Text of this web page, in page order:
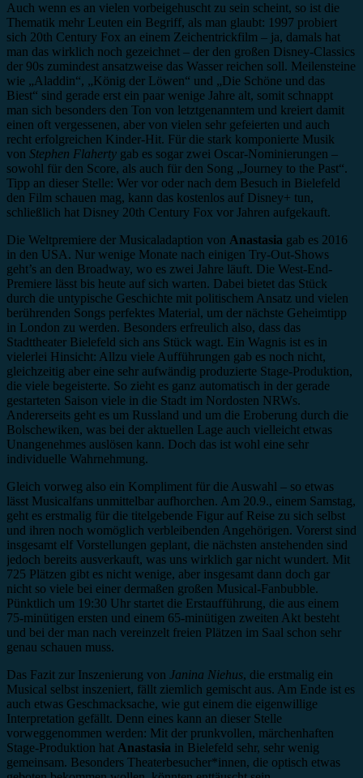
Auch wenn es an vielen vorbeigehuscht zu sein scheint, so ist die
Thematik mehr Leuten ein Begriff, als man glaubt: 1997 probiert
sich 20th Century Fox an einem Zeichentrickfilm – ja, damals hat
man das wirklich noch gezeichnet – der den großen Disney-Classics
der 90s zumindest ansatzweise das Wasser reichen soll. Meilensteine
wie „Aladdin“, „König der Löwen“ und „Die Schöne und das
Biest“ sind gerade erst ein paar wenige Jahre alt, somit schnappt
man sich besonders den Ton von letztgenanntem und kreiert damit
einen oft vergessenen, aber von vielen sehr gefeierten und auch
recht erfolgreichen Kinder-Hit. Für die stark komponierte Musik
von Stephen Flaherty gab es sogar zwei Oscar-Nominierungen –
sowohl für den Score, als auch für den Song „Journey to the Past“.
Tipp an dieser Stelle: Wer vor oder nach dem Besuch in Bielefeld
den Film schauen mag, kann das kostenlos auf Disney+ tun,
schließlich hat Disney 20th Century Fox vor Jahren aufgekauft.
Die Weltpremiere der Musicaladaption von Anastasia gab es 2016
in den USA. Nur wenige Monate nach einigen Try-Out-Shows
geht’s an den Broadway, wo es zwei Jahre läuft. Die West-End-
Premiere lässt bis heute auf sich warten. Dabei bietet das Stück
durch die untypische Geschichte mit politischem Ansatz und vielen
berührenden Songs perfektes Material, um der nächste Geheimtipp
in London zu werden. Besonders erfreulich also, dass das
Stadttheater Bielefeld sich ans Stück wagt. Ein Wagnis ist es in
vielerlei Hinsicht: Allzu viele Aufführungen gab es noch nicht,
gleichzeitig aber eine sehr aufwändig produzierte Stage-Produktion,
die viele begeisterte. So zieht es ganz automatisch in der gerade
gestarteten Saison viele in die Stadt im Nordosten NRWs.
Andererseits geht es um Russland und um die Eroberung durch die
Bolschewiken, was bei der aktuellen Lage auch vielleicht etwas
Unangenehmes auslösen kann. Doch das ist wohl eine sehr
individuelle Wahrnehmung.
Gleich vorweg also ein Kompliment für die Auswahl – so etwas
lässt Musicalfans unmittelbar aufhorchen. Am 20.9., einem Samstag,
geht es erstmalig für die titelgebende Figur auf Reise zu sich selbst
und ihren noch womöglich verbleibenden Angehörigen. Vorerst sind
insgesamt elf Vorstellungen geplant, die nächsten anstehenden sind
jedoch bereits ausverkauft, was uns wirklich gar nicht wundert. Mit
725 Plätzen gibt es nicht wenige, aber insgesamt dann doch gar
nicht so viele bei einer dermaßen großen Musical-Fanbubble.
Pünktlich um 19:30 Uhr startet die Erstaufführung, die aus einem
75-minütigen ersten und einem 65-minütigen zweiten Akt besteht
und bei der man nach vereinzelt freien Plätzen im Saal schon sehr
genau schauen muss.
Das Fazit zur Inszenierung von Janina Niehus, die erstmalig ein
Musical selbst inszeniert, fällt ziemlich gemischt aus. Am Ende ist es
auch etwas Geschmacksache, wie gut einem die eigenwillige
Interpretation gefällt. Denn eines kann an dieser Stelle
vorweggenommen werden: Mit der prunkvollen, märchenhaften
Stage-Produktion hat Anastasia in Bielefeld sehr, sehr wenig
gemeinsam. Besonders Theaterbesucher*innen, die optisch etwas